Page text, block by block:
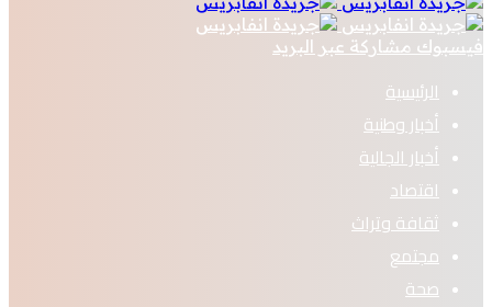
فيسبوك مشاركة عبر البريد
الرئيسية
أخبار وطنية
أخبار الجالية
اقتصاد
ثقافة وتراث
مجتمع
صحة